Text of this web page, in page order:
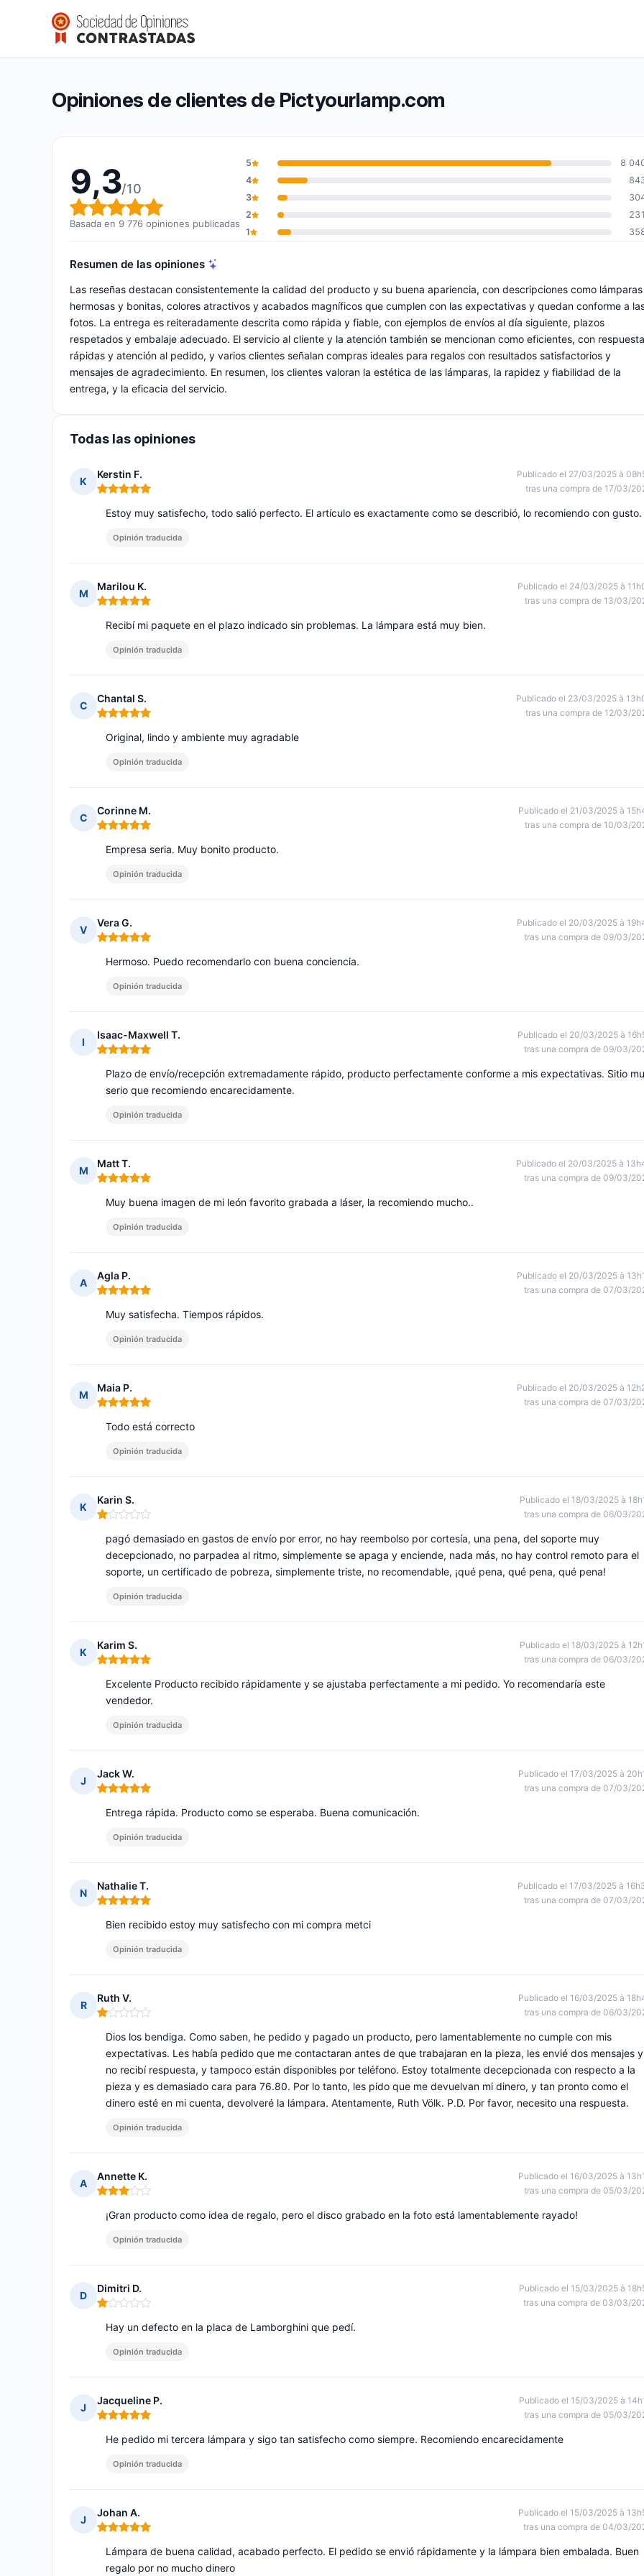
Pictyourlamp.com
Calificación global: 9,3 de 10
9,3/10(9 776 opiniones)
Opiniones de clientes de Pictyourlamp.com
9,3/10
Calificación global: 9,3 de 10
Basada en 9 776 opiniones publicadas
5
8
4
3
2
231
1
Resumen de las opiniones
Las reseñas destacan consistentemente la calidad del producto y su buena apariencia, con descripciones como lámparas
hermosas y bonitas, colores atractivos y acabados magníficos que cumplen con las expectativas y quedan conforme a
fotos. La entrega es reiteradamente descrita como rápida y fiable, con ejemplos de envíos al día siguiente, plazos
respetados y embalaje adecuado. El servicio al cliente y la atención también se mencionan como eficientes, con
rápidas y atención al pedido, y varios clientes señalan compras ideales para regalos con resultados satisfactorios y
mensajes de agradecimiento. En resumen, los clientes valoran la estética de las lámparas, la rapidez y fiabilidad de la
entrega, y la eficacia del servicio.
Todas las opiniones
K
Kerstin F.
Nota: 5 de 5
Publicado el 27/03/2025 à
tras una compra de 17/03/
Estoy muy satisfecho, todo salió perfecto. El artículo es exactamente como se describió, lo recomiendo con gusto.
Opinión traducida
M
Marilou K.
Nota: 5 de 5
Publicado el 24/03/2025 à
tras una compra de 13/03/
Recibí mi paquete en el plazo indicado sin problemas. La lámpara está muy bien.
Opinión traducida
C
Chantal S.
Nota: 5 de 5
Publicado el 23/03/2025 à
tras una compra de 12/03/
Original, lindo y ambiente muy agradable
Opinión traducida
C
Corinne M.
Nota: 5 de 5
Publicado el 21/03/2025 à
tras una compra de 10/03/
Empresa seria. Muy bonito producto.
Opinión traducida
V
Vera G.
Nota: 5 de 5
Publicado el 20/03/2025 à
tras una compra de 09/03/
Hermoso. Puedo recomendarlo con buena conciencia.
Opinión traducida
I
Isaac-Maxwell T.
Nota: 5 de 5
Publicado el 20/03/2025 à
tras una compra de 09/03/
Plazo de envío/recepción extremadamente rápido, producto perfectamente conforme a mis expectativas. Sitio
serio que recomiendo encarecidamente.
Opinión traducida
M
Matt T.
Nota: 5 de 5
Publicado el 20/03/2025 à
tras una compra de 09/03/
Muy buena imagen de mi león favorito grabada a láser, la recomiendo mucho..
Opinión traducida
A
Agla P.
Nota: 5 de 5
Publicado el 20/03/2025 à
tras una compra de 07/03/
Muy satisfecha. Tiempos rápidos.
Opinión traducida
M
Maia P.
Nota: 5 de 5
Publicado el 20/03/2025 à
tras una compra de 07/03/
Todo está correcto
Opinión traducida
K
Karin S.
Nota: 1 de 5
Publicado el 18/03/2025 à
tras una compra de 06/03/
pagó demasiado en gastos de envío por error, no hay reembolso por cortesía, una pena, del soporte muy
decepcionado, no parpadea al ritmo, simplemente se apaga y enciende, nada más, no hay control remoto para el
soporte, un certificado de pobreza, simplemente triste, no recomendable, ¡qué pena, qué pena, qué pena!
Opinión traducida
K
Karim S.
Nota: 5 de 5
Publicado el 18/03/2025 à
tras una compra de 06/03/
Excelente Producto recibido rápidamente y se ajustaba perfectamente a mi pedido. Yo recomendaría este
vendedor.
Opinión traducida
J
Jack W.
Nota: 5 de 5
Publicado el 17/03/2025 à
tras una compra de 07/03/
Entrega rápida. Producto como se esperaba. Buena comunicación.
Opinión traducida
N
Nathalie T.
Nota: 5 de 5
Publicado el 17/03/2025 à
tras una compra de 07/03/
Bien recibido estoy muy satisfecho con mi compra metci
Opinión traducida
R
Ruth V.
Nota: 1 de 5
Publicado el 16/03/2025 à
tras una compra de 06/03/
Dios los bendiga. Como saben, he pedido y pagado un producto, pero lamentablemente no cumple con mis
expectativas. Les había pedido que me contactaran antes de que trabajaran en la pieza, les envié dos mensajes y
no recibí respuesta, y tampoco están disponibles por teléfono. Estoy totalmente decepcionada con respecto a la
pieza y es demasiado cara para 76.80. Por lo tanto, les pido que me devuelvan mi dinero, y tan pronto como el
dinero esté en mi cuenta, devolveré la lámpara. Atentamente, Ruth Völk. P.D. Por favor, necesito una respuesta.
Opinión traducida
A
Annette K.
Nota: 3 de 5
Publicado el 16/03/2025 à
tras una compra de 05/03/
¡Gran producto como idea de regalo, pero el disco grabado en la foto está lamentablemente rayado!
Opinión traducida
D
Dimitri D.
Nota: 1 de 5
Publicado el 15/03/2025 à
tras una compra de 03/03/
Hay un defecto en la placa de Lamborghini que pedí.
Opinión traducida
J
Jacqueline P.
Nota: 5 de 5
Publicado el 15/03/2025 à
tras una compra de 05/03/
He pedido mi tercera lámpara y sigo tan satisfecho como siempre. Recomiendo encarecidamente
Opinión traducida
J
Johan A.
Nota: 5 de 5
Publicado el 15/03/2025 à
tras una compra de 04/03/
Lámpara de buena calidad, acabado perfecto. El pedido se envió rápidamente y la lámpara bien embalada. Buen
regalo por no mucho dinero